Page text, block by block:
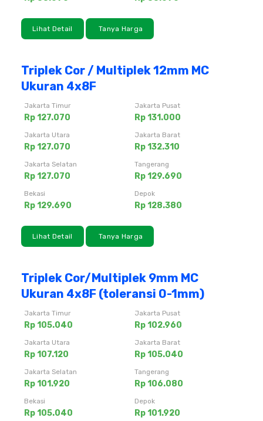
Lihat Detail Tanya Harga
Triplek Cor / Multiplek 12mm MC
Ukuran 4x8F
Jakarta Timur
Rp 127.070
Jakarta Pusat
Rp 131.000
Jakarta Utara
Rp 127.070
Jakarta Barat
Rp 132.310
Jakarta Selatan
Rp 127.070
Tangerang
Rp 129.690
Bekasi
Rp 129.690
Depok
Rp 128.380
Lihat Detail Tanya Harga
Triplek Cor/Multiplek 9mm MC
Ukuran 4x8F (toleransi 0-1mm)
Jakarta Timur
Rp 105.040
Jakarta Pusat
Rp 102.960
Jakarta Utara
Rp 107.120
Jakarta Barat
Rp 105.040
Jakarta Selatan
Rp 101.920
Tangerang
Rp 106.080
Bekasi
Rp 105.040
Depok
Rp 101.920